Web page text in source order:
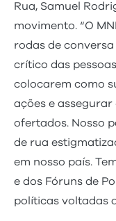
Rua, Samuel
movimento. “O
rodas de
crítico das
colocarem como
ações e
ofertados. Nosso
de rua
em nosso país.
e dos Fóruns de
políticas voltadas